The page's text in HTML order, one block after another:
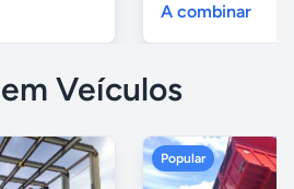
A combinar
Veículos
Popular